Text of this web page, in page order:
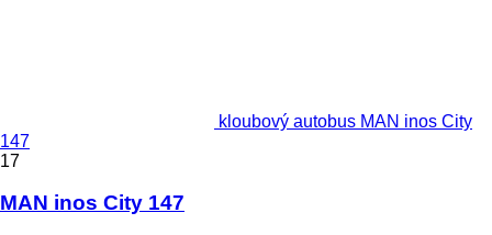
kloubový autobus MAN inos City
147
17
MAN inos City 147